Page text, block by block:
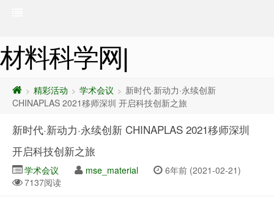
材料科学网|
> 精彩活动 > 学术会议 > 新时代·新动力·永续创新
CHINAPLAS 2021移师深圳 开启科技创新之旅
新时代·新动力·永续创新 CHINAPLAS 2021移师深圳
开启科技创新之旅
学术会议 mse_material
6年前 (2021-02-21)
7137阅读